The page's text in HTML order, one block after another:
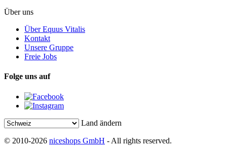
Über uns
Über Equus Vitalis
Kontakt
Unsere Gruppe
Freie Jobs
Folge uns auf
Land ändern
© 2010-2026 niceshops GmbH - All rights reserved.